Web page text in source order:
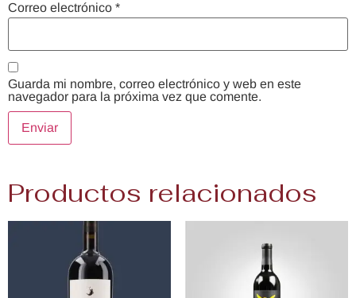
Correo electrónico *
Guarda mi nombre, correo electrónico y web en este
navegador para la próxima vez que comente.
Productos relacionados